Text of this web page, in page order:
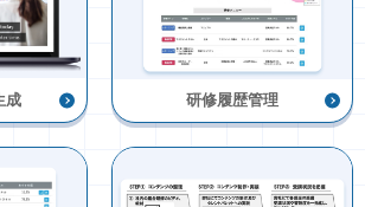
成 研修履歴管理